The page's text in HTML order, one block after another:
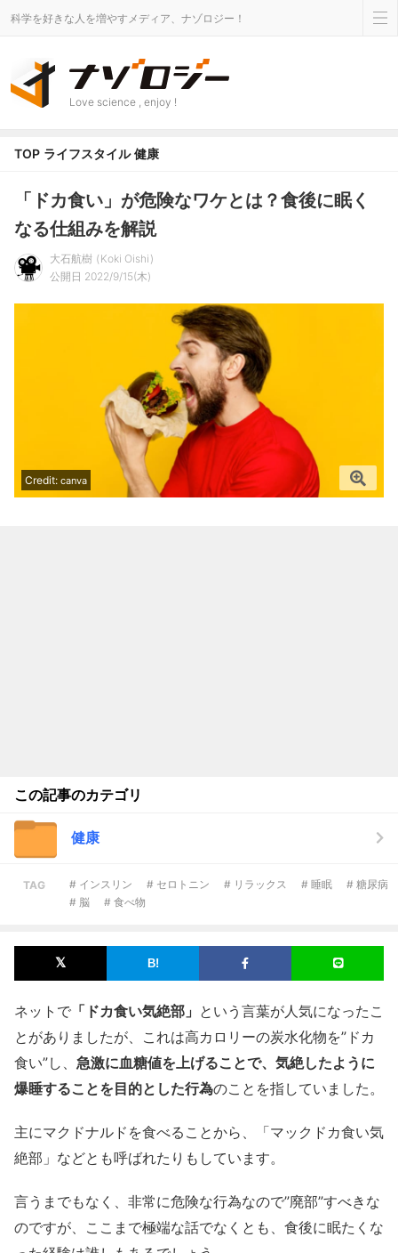
科学を好きな人を増やすメディア、ナゾロジー！
Love science , enjoy !
TOP ライフスタイル 健康
「ドカ食い」が危険なワケとは？食後に眠く
なる仕組みを解説
大石航樹
Koki Oishi
公開日 2022/9/15(木)
Credit: canva
この記事のカテゴリ
健康
TAG # インスリン # セロトニン # リラックス # 睡眠
# 糖尿病
# 脳
# 食べ物
ネットで 「ドカ食い気絶部」 という言葉が人気になったこ
とがありましたが、これは高カロリーの炭水化物を”ドカ
食い”し、 急激に血糖値を上げることで、気絶したように
爆睡することを目的とした行為のことを指していました。
主にマクドナルドを食べることから、「マックドカ食い気
絶部」などとも呼ばれたりもしています。
言うまでもなく、非常に危険な行為なので”廃部”すべきな
のですが、ここまで極端な話でなくとも、食後に眠たくな